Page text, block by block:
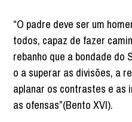
“O padre deve ser um
todos, capaz de fazer
rebanho que a bondade do
o a superar as divisões, a
aplanar os contrastes e as
as ofensas”(Bento XVI).